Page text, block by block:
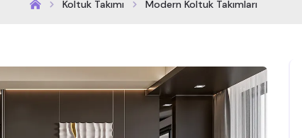
Koltuk Takımı Modern Koltuk Takımları